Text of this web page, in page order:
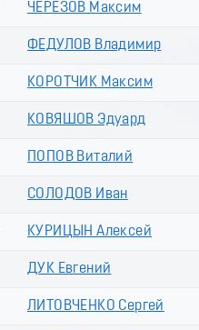
ЧЕРЕЗОВ Максим
ФЕДУЛОВ Владимир
КОРОТЧИК Максим
КОВЯШОВ Эдуард
ПОПОВ Виталий
СОЛОДОВ Иван
КУРИЦЫН Алексей
ДУК Евгений
ЛИТОВЧЕНКО Сергей